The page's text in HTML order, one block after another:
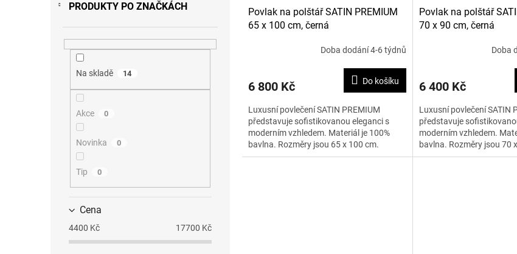
PRODUKTY PO ZNAČKÁCH
Na skladě 14
Akce 0
Novinka 0
Tip 0
Cena
4400 Kč 17700 Kč
Povlak na polštář SATIN PREMIUM
65 x 100 cm, černá
Doba dodání 4-6 týdnů
6 800 Kč Do košíku
Luxusní povlečení SATIN PREMIUM
představuje sofistikovanou eleganci s
moderním vzhledem. Materiál je 100%
bavlna. Rozměry jsou 65 x 100 cm.
Povlak na polštář
70 x 90 cm, černá
Doba
6 400 Kč
Luxusní povlečení SATIN
představuje
moderním vzhledem.
bavlna. Rozměry jsou 70